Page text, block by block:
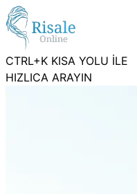
CTRL+K KISA YOLU İLE
HIZLICA ARAYIN